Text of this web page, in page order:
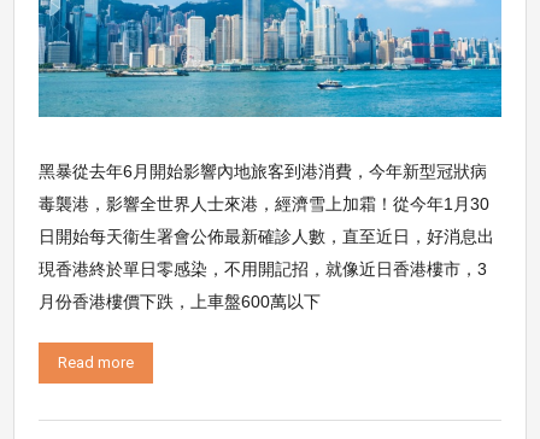
黑暴從去年6月開始影響內地旅客到港消費，今年新型冠狀病
毒襲港，影響全世界人士來港，經濟雪上加霜！從今年1月30
日開始每天衞生署會公佈最新確診人數，直至近日，好消息出
現香港終於單日零感染，不用開記招，就像近日香港樓市，3
月份香港樓價下跌，上車盤600萬以下
Read more